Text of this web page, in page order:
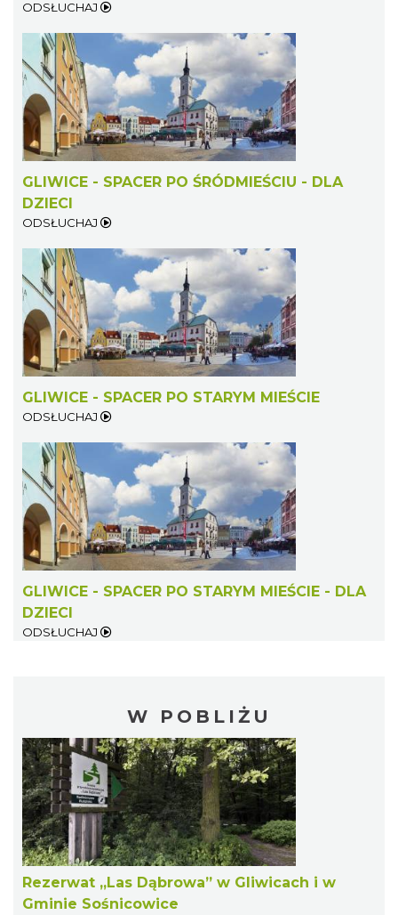
ODSŁUCHAJ
GLIWICE - SPACER PO ŚRÓDMIEŚCIU - DLA
DZIECI
ODSŁUCHAJ
GLIWICE - SPACER PO STARYM MIEŚCIE
ODSŁUCHAJ
GLIWICE - SPACER PO STARYM MIEŚCIE - DLA
DZIECI
ODSŁUCHAJ
W POBLIŻU
Rezerwat „Las Dąbrowa” w Gliwicach i w
Gminie Sośnicowice